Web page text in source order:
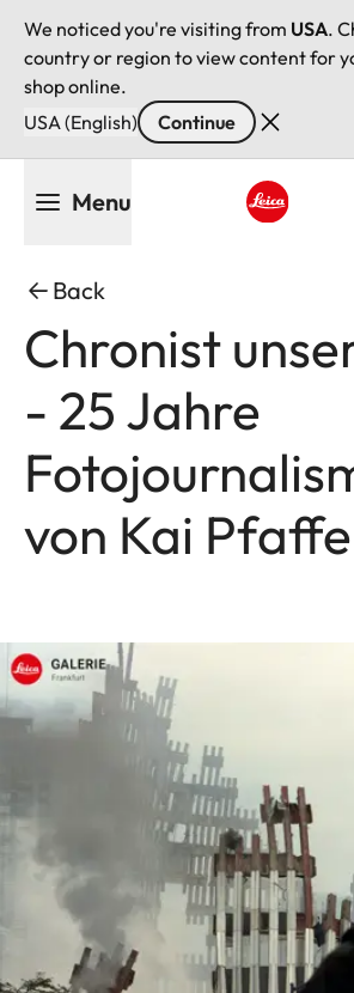
We noticed you're visiting from USA.
country or region to view content for
shop online.
USA (English)
Continue
Menu
Back
Chronist
- 25 Jahre
von Kai